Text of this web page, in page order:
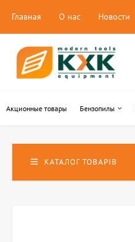
Главная О нас Новости
Акционные товары Бензопилы
КАТАЛОГ ТОВАРІВ